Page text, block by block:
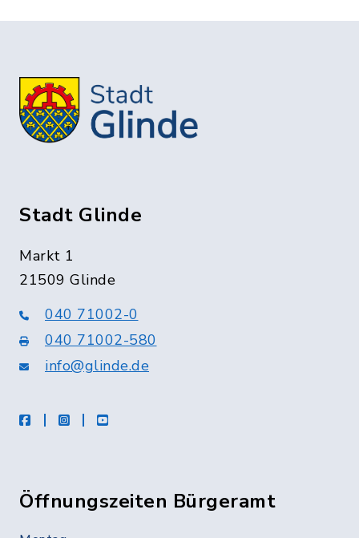
Stadt Glinde
Markt 1
21509 Glinde
040 71002-0
040 71002-580
info@glinde.de
facebookinstagramYoutube
Öffnungszeiten Bürgeramt